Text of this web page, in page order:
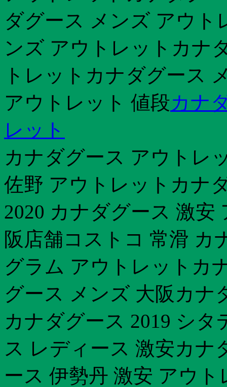
ダグース メンズ アウト
ンズ アウトレットカナ
トレットカナダグース
アウトレット 値段カナ
レット
カナダグース アウトレ
佐野 アウトレットカナ
2020 カナダグース 激
阪店舗コストコ 常滑 カ
グラム アウトレットカ
グース メンズ 大阪カナ
カナダグース 2019 シ
ス レディース 激安カナ
ース 伊勢丹 激安 アウ